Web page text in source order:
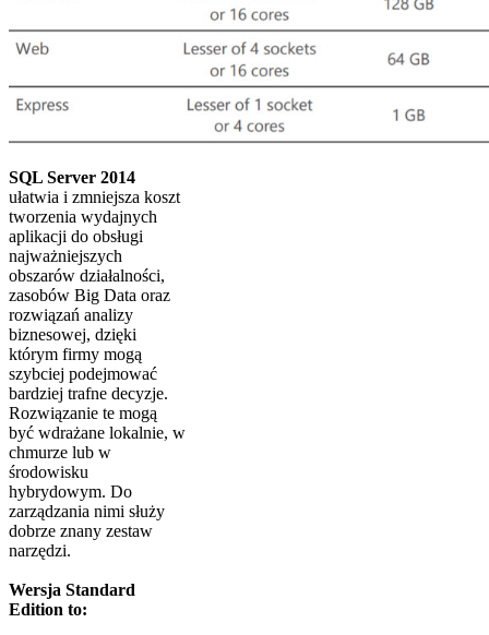
SQL Server 2014
ułatwia i zmniejsza koszt
tworzenia wydajnych
aplikacji do obsługi
najważniejszych
obszarów działalności,
zasobów Big Data oraz
rozwiązań analizy
biznesowej, dzięki
którym firmy mogą
szybciej podejmować
bardziej trafne decyzje.
Rozwiązanie te mogą
być wdrażane lokalnie, w
chmurze lub w
środowisku
hybrydowym. Do
zarządzania nimi służy
dobrze znany zestaw
narzędzi.
Wersja Standard
Edition to: